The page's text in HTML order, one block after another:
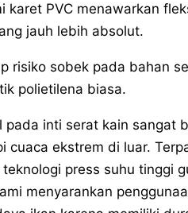
karet PVC menawarkan
jauh lebih absolut.
risiko sobek pada bahan
polietilena biasa.
pada inti serat kain sangat
cuaca ekstrem di luar.
press suhu tinggi
menyarankan